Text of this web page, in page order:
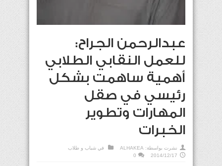
عبدالرحمن الجراح:
للعمل النقابي الطلابي
أهمية ساهمت بشكل
رئيسي في صقل
المهارات وتطوير
الخبرات
نشرت بواسطة: ALHAKEA في شباب و طلاب
2014/12/17
0